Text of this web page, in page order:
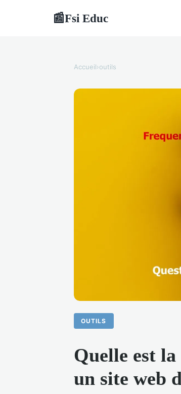
📰Fsi Educ
Accueil›outils
OUTILS
Quelle est
un site web